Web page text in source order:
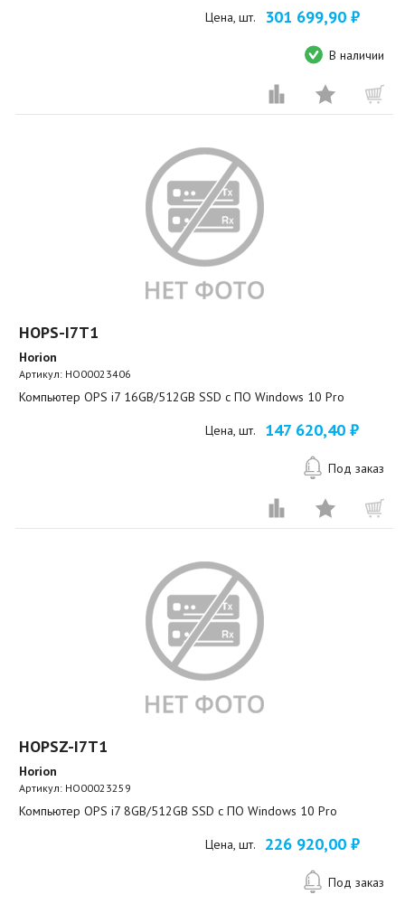
Цена, шт. 301 699,90 ₽
В наличии
HOPS-I7T1
Horion
Артикул: HO00023406
Компьютер OPS i7 16GB/512GB SSD c ПО Windows 10 Pro
Цена, шт. 147 620,40 ₽
Под заказ
HOPSZ-I7T1
Horion
Артикул: HO00023259
Компьютер OPS i7 8GB/512GB SSD c ПО Windows 10 Pro
Цена, шт. 226 920,00 ₽
Под заказ